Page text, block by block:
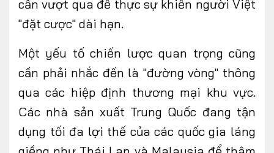
cần vượt qua để thực sự khiến người Việt
"đặt cược" dài hạn.
Một yếu tố chiến lược quan trọng cũng
cần phải nhắc đến là "đường vòng" thông
qua các hiệp định thương mại khu vực.
Các nhà sản xuất Trung Quốc đang tận
dụng tối đa lợi thế của các quốc gia láng